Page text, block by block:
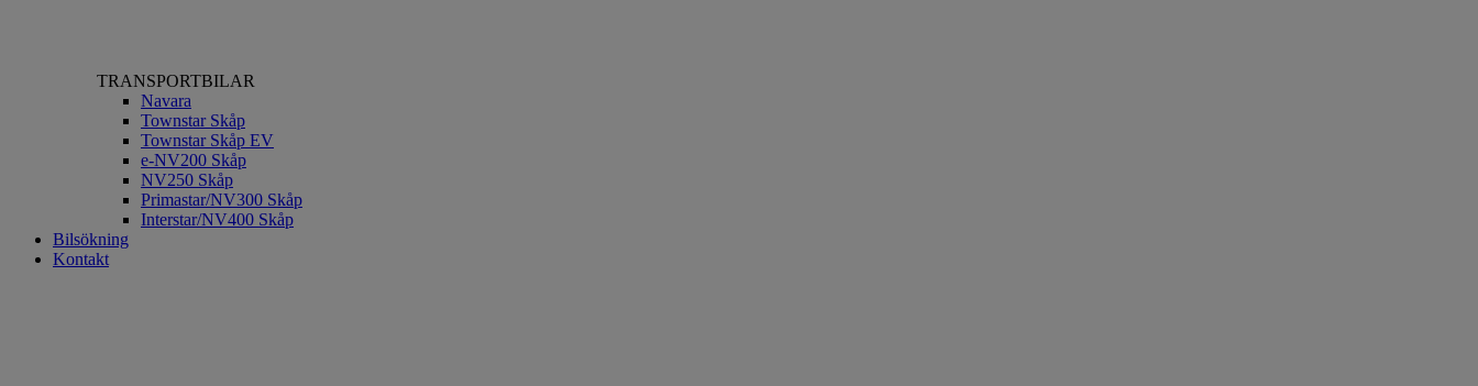
TRANSPORTBILAR
Navara
Townstar Skåp
Townstar Skåp EV
e-NV200 Skåp
NV250 Skåp
Primastar/NV300 Skåp
Interstar/NV400 Skåp
Bilsökning
Kontakt